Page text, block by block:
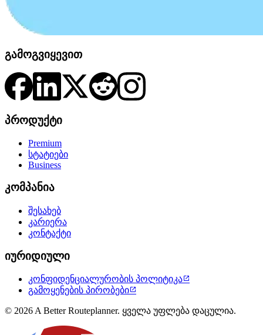
გამოგვიყევით
პროდუქტი
Premium
სტატიები
Business
კომპანია
შესახებ
კარიერა
კონტაქტი
იურიდიული
კონფიდენციალურობის პოლიტიკა
გამოყენების პირობები
© 2026 A Better Routeplanner. ყველა უფლება დაცულია.